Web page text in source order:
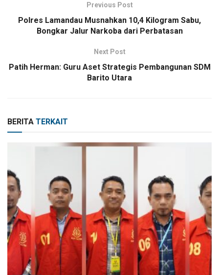
Previous Post
Polres Lamandau Musnahkan 10,4 Kilogram Sabu,
Bongkar Jalur Narkoba dari Perbatasan
Next Post
Patih Herman: Guru Aset Strategis Pembangunan SDM
Barito Utara
BERITA TERKAIT